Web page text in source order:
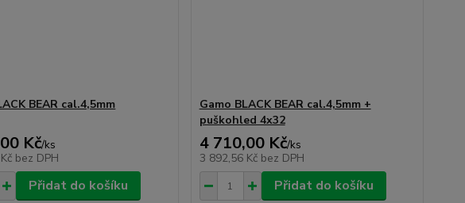
BEAR cal.4,5mm
Kč/ks
bez DPH
Přidat do košíku
Gamo BLACK BEAR cal.4,5mm +
puškohled 4x32
4 710,00 Kč/ks
3 892,56 Kč bez DPH
Přidat do košíku